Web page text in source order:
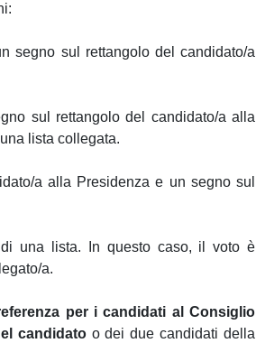
segno sul rettangolo del candidato/a
sul rettangolo del candidato/a alla
lista collegata.
a alla Presidenza e un segno sul
una lista. In questo caso, il voto è
a.
per i candidati al Consiglio
candidatoo dei due candidati della